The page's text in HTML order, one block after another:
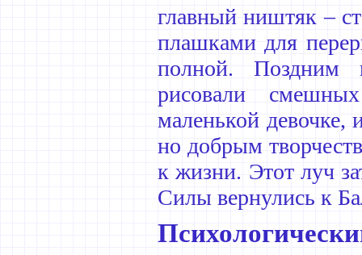
главный ништяк –
плашками для
полной. Поздним
рисовали
маленькой
но добрым
к жизни. Этот луч
Силы вернулись к